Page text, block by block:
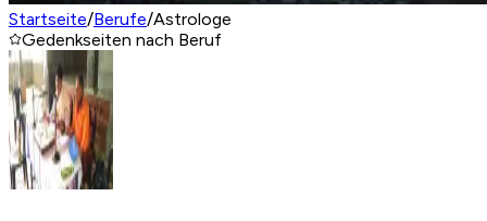
Startseite/Berufe/Astrologe
Gedenkseiten nach Beruf